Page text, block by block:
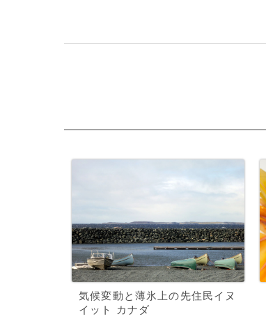
気候変動と薄氷上の先住民イヌ
イット カナダ